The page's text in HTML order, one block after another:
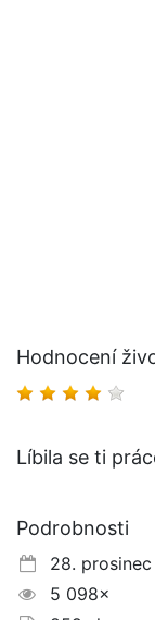
Hodnocení
Líbila se ti
Podrobnosti
28. prosinec
5 098×